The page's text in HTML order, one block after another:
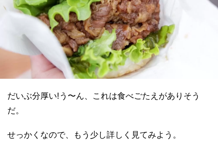
だいぶ分厚い!う〜ん、これは食べごたえがありそう
だ。
せっかくなので、もう少し詳しく見てみよう。